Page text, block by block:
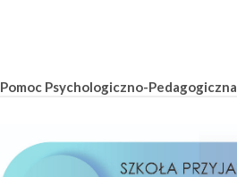
Pomoc Psychologiczno-Pedagogiczna